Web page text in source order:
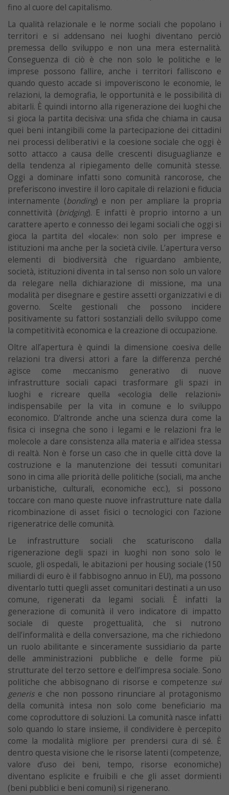
fino al cuore del capitalismo.
La qualità relazionale e le norme sociali che popolano i
territori e si addensano nei luoghi diventano perciò
premessa dello sviluppo e non una mera esternalità.
Conseguenza di ciò è che non solo le politiche e le
imprese possono fallire, anche i territori falliscono e
quando questo accade si impoveriscono le economie, le
relazioni, la demografia, le opportunità e le possibilità di
abitarli. È quindi intorno alla rigenerazione dei luoghi che
si gioca la partita decisiva: una sfida che chiama in causa
quei beni intangibili come la partecipazione dei cittadini
nei processi deliberativi e la coesione sociale che oggi è
sotto attacco a causa delle crescenti disuguaglianze e
della tendenza al ripiegamento delle comunità stesse.
Oggi a dominare infatti sono comunità rancorose, che
preferiscono investire il loro capitale di relazioni e fiducia
internamente (bonding) e non per ampliare la propria
connettività (bridging). E infatti è proprio intorno a un
carattere aperto e connesso dei legami sociali che oggi si
gioca la partita del «locale»: non solo per imprese e
istituzioni ma anche per la società civile. L’apertura verso
elementi di biodiversità che riguardano ambiente,
società, istituzioni diventa in tal senso non solo un valore
da relegare nella dichiarazione di missione, ma una
modalità per disegnare e gestire assetti organizzativi e di
governo. Scelte gestionali che possono incidere
positivamente su fattori sostanziali dello sviluppo come
la competitività economica e la creazione di occupazione.
Oltre all’apertura è quindi la dimensione coesiva delle
relazioni tra diversi attori a fare la differenza perché
agisce come meccanismo generativo di nuove
infrastrutture sociali capaci trasformare gli spazi in
luoghi e ricreare quella «ecologia delle relazioni»
indispensabile per la vita in comune e lo sviluppo
economico. D’altronde anche una scienza dura come la
fisica ci insegna che sono i legami e le relazioni fra le
molecole a dare consistenza alla materia e all’idea stessa
di realtà. Non è forse un caso che in quelle città dove la
costruzione e la manutenzione dei tessuti comunitari
sono in cima alle priorità delle politiche (sociali, ma anche
urbanistiche, culturali, economiche ecc.), si possono
toccare con mano queste nuove infrastrutture nate dalla
ricombinazione di asset fisici o tecnologici con l’azione
rigeneratrice delle comunità.
Le infrastrutture sociali che scaturiscono dalla
rigenerazione degli spazi in luoghi non sono solo le
scuole, gli ospedali, le abitazioni per housing sociale (150
miliardi di euro è il fabbisogno annuo in EU), ma possono
diventarlo tutti quegli asset comunitari destinati a un uso
comune, rigenerati da legami sociali. È infatti la
generazione di comunità il vero indicatore di impatto
sociale di queste progettualità, che si nutrono
dell’informalità e della conversazione, ma che richiedono
un ruolo abilitante e sinceramente sussidiario da parte
delle amministrazioni pubbliche e delle forme più
strutturate del terzo settore e dell’impresa sociale. Sono
politiche che abbisognano di risorse e competenze sui
generis e che non possono rinunciare al protagonismo
della comunità intesa non solo come beneficiario ma
come coproduttore di soluzioni. La comunità nasce infatti
solo quando lo stare insieme, il condividere è percepito
come la modalità migliore per prendersi cura di sé. È
dentro questa visione che le risorse latenti (competenze,
valore d’uso dei beni, tempo, risorse economiche)
diventano esplicite e fruibili e che gli asset dormienti
(beni pubblici e beni comuni) si rigenerano.